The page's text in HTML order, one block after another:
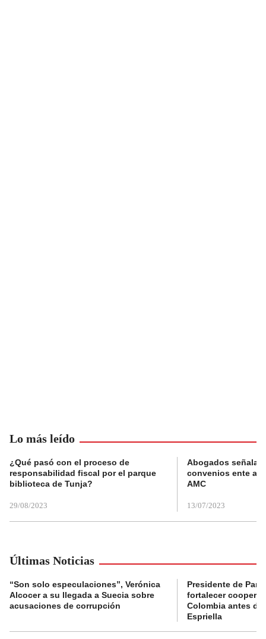
Lo más leído
¿Qué pasó con el proceso de
responsabilidad fiscal por el parque
biblioteca de Tunja?
29/08/2023
Abogados
convenios ente
AMC
13/07/2023
Últimas Noticias
“Son solo especulaciones”, Verónica
Alcocer a su llegada a Suecia sobre
acusaciones de corrupción
Presidente de
fortalecer
Colombia antes de
Espriella